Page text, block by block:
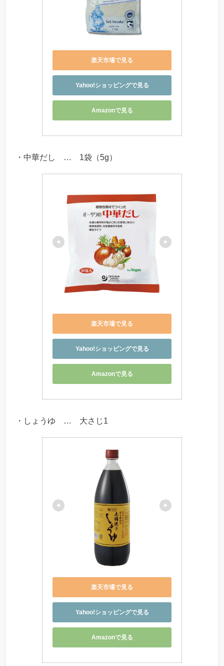
楽天市場で見る
Yahoo!ショッピングで見る
Amazonで見る
・中華だし … 1袋（5g）
楽天市場で見る
Yahoo!ショッピングで見る
Amazonで見る
・しょうゆ … 大さじ1
楽天市場で見る
Yahoo!ショッピングで見る
Amazonで見る